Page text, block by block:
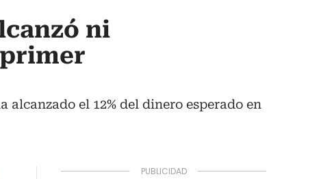
ni
alcanzado el 12% del dinero esperado en